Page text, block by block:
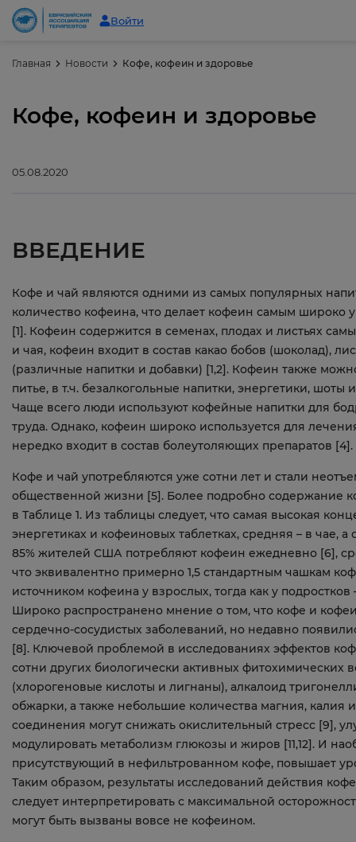
Войти
Главная Новости Кофе, кофеин и здоровье
Кофе, кофеин и здоровье
05.08.2020
ВВЕДЕНИЕ
Кофе и чай являются одними из самых популярных
количество кофеина, что делает кофеин самым
[1]. Кофеин содержится в семенах, плодах и листьях
и чая, кофеин входит в состав какао бобов (шоколад),
(различные напитки и добавки) [1,2]. Кофеин также
питье, в т.ч. безалкогольные напитки, энергетики,
Чаще всего люди используют кофейные напитки для
труда. Однако, кофеин широко используется для
нередко входит в состав болеутоляющих препаратов [4].
Кофе и чай употребляются уже сотни лет и стали
общественной жизни [5]. Более подробно содержание
в Таблице 1. Из таблицы следует, что самая высокая
энергетиках и кофеиновых таблетках, средняя – в чае, а
85% жителей США потребляют кофеин ежедневно [6],
что эквивалентно примерно 1,5 стандартным чашкам
источником кофеина у взрослых, тогда как у
Широко распространено мнение о том, что кофе и
сердечно-сосудистых заболеваний, но недавно
[8]. Ключевой проблемой в исследованиях эффектов
сотни других биологически активных фитохимических
(хлорогеновые кислоты и лигнаны), алкалоид
обжарки, а также небольшие количества магния,
соединения могут снижать окислительный стресс [9],
модулировать метаболизм глюкозы и жиров [11,12]. И
присутствующий в нефильтрованном кофе, повышает
Таким образом, результаты исследований действия
следует интерпретировать с максимальной
могут быть вызваны вовсе не кофеином.